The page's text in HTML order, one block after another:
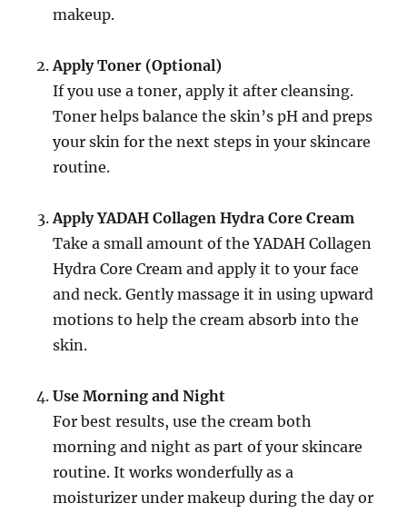
makeup.
Apply Toner (Optional)
If you use a toner, apply it after cleansing.
Toner helps balance the skin’s pH and preps
your skin for the next steps in your skincare
routine.
Apply YADAH Collagen Hydra Core Cream
Take a small amount of the YADAH Collagen
Hydra Core Cream and apply it to your face
and neck. Gently massage it in using upward
motions to help the cream absorb into the
skin.
Use Morning and Night
For best results, use the cream both
morning and night as part of your skincare
routine. It works wonderfully as a
moisturizer under makeup during the day or